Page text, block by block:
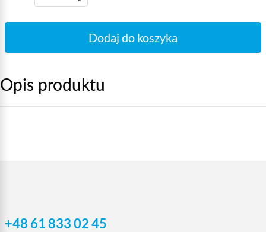
Dodaj do koszyka
Opis produktu
+48 61 833 02 45